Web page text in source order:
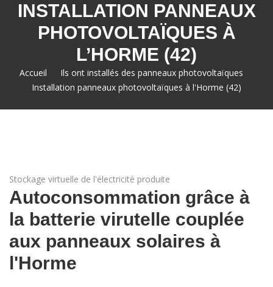
INSTALLATION PANNEAUX
PHOTOVOLTAÏQUES À
L’HORME (42)
Accueil Ils ont installés des panneaux photovoltaïques
Installation panneaux photovoltaïques à l'Horme (42)
Stockage virtuelle de l'électricité produite
Autoconsommation grâce à
la batterie virutelle couplée
aux panneaux solaires à
l'Horme